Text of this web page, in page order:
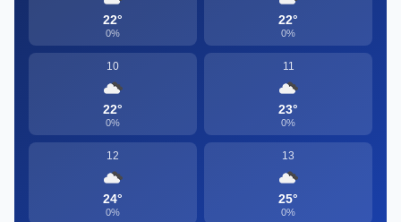
22°
0%
22°
0%
10
22°
0%
11
23°
0%
12
24°
0%
13
25°
0%